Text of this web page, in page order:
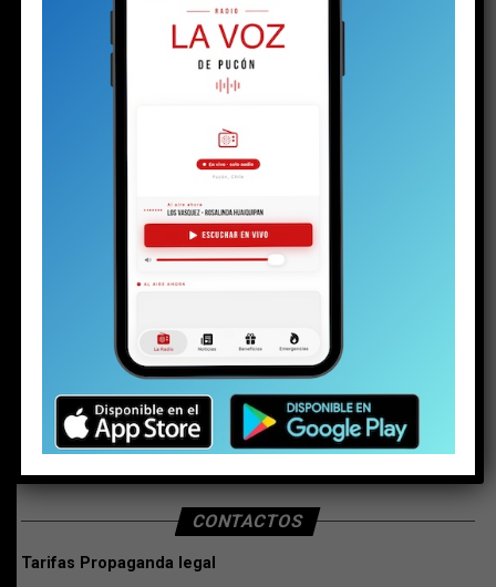
BUSCAR
CONTACTOS
Tarifas Propaganda legal